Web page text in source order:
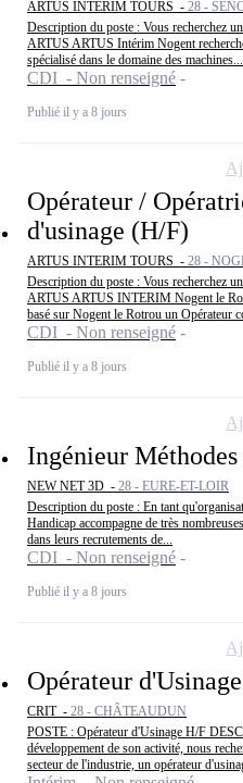
ARTUS INTERIM TOURS - 28 -
Description du poste : Vous recherchez
ARTUS ARTUS Intérim Nogent
spécialisé dans le domaine des machines...
CDI - Non renseigné
Publié il y a 8 jours
Opérateur /
d'usinage (H/F)
ARTUS INTERIM TOURS - 28 -
Description du poste : Vous recherchez
ARTUS ARTUS INTERIM Nogent le
basé sur Nogent le Rotrou un Opérateur
CDI - Non renseigné
Publié il y a 8 jours
Ingénieur
NEW NET 3D - 28 - EURE-ET-LOIR
Description du poste : En tant
Handicap accompagne de très
dans leurs recrutements de...
CDI - Non renseigné
Publié il y a 8 jours
Opérateur
CRIT - 28 - CHÂTEAUDUN
POSTE : Opérateur d'Usinage H/F
développement de son activité, nous
secteur de l'industrie, un opérateur